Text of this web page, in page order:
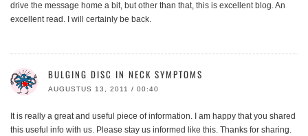
drive the message home a bit, but other than that, this is excellent blog. An
excellent read. I will certainly be back.
BULGING DISC IN NECK SYMPTOMS
AUGUSTUS 13, 2011 / 00:40
It is really a great and useful piece of information. I am happy that you shared
this useful info with us. Please stay us informed like this. Thanks for sharing.